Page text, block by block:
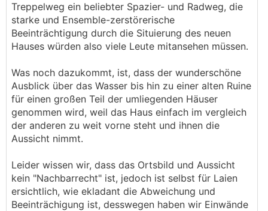
Treppelweg ein beliebter Spazier- und Radweg, die
starke und Ensemble-zerstörerische
Beeinträchtigung durch die Situierung des neuen
Hauses würden also viele Leute mitansehen müssen.
Was noch dazukommt, ist, dass der wunderschöne
Ausblick über das Wasser bis hin zu einer alten Ruine
für einen großen Teil der umliegenden Häuser
genommen wird, weil das Haus einfach im vergleich
der anderen zu weit vorne steht und ihnen die
Aussicht nimmt.
Leider wissen wir, dass das Ortsbild und Aussicht
kein "Nachbarrecht" ist, jedoch ist selbst für Laien
ersichtlich, wie ekladant die Abweichung und
Beeinträchigung ist, desswegen haben wir Einwände